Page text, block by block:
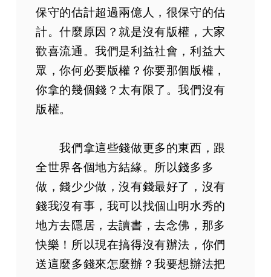
保守的估計超過兩億人，很保守的估
計。什麼原因？就是沒有版權，大家
歡喜流通。我們是利益社會，利益大
眾，你何必要版權？你要那個版權，
你拿的幾個錢？太有限了。我們沒有
版權。
我們拿這些錢做更多的東西，跟
全世界各個地方結緣。所以錢多多
做，錢少少做，沒有錢最好了，沒有
錢我沒有事，我可以找個山明水秀的
地方去隱居，去讀書，去念佛，那多
快樂！所以現在搞得沒有辦法，你們
送這麼多錢來怎麼辦？我要想辦法把